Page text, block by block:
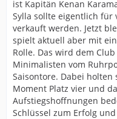
ist Kapitän Kenan
Sylla sollte eigentlich für
verkauft werden. Jetzt
spielt aktuell aber mit
Rolle. Das wird dem
Minimalisten vom
Saisontore. Dabei holten
Moment Platz vier und
Aufstiegshoffnungen
Schlüssel zum Erfolg